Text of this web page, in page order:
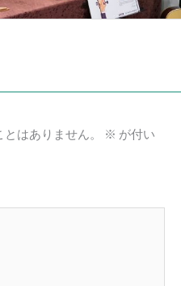
はありません。 ※ が付い